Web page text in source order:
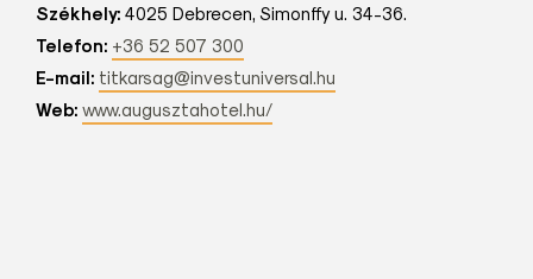
Székhely: 4025 Debrecen, Simonffy u. 34-36.
Telefon: +36 52 507 300
E-mail: titkarsag@investuniversal.hu
Web: www.augusztahotel.hu/